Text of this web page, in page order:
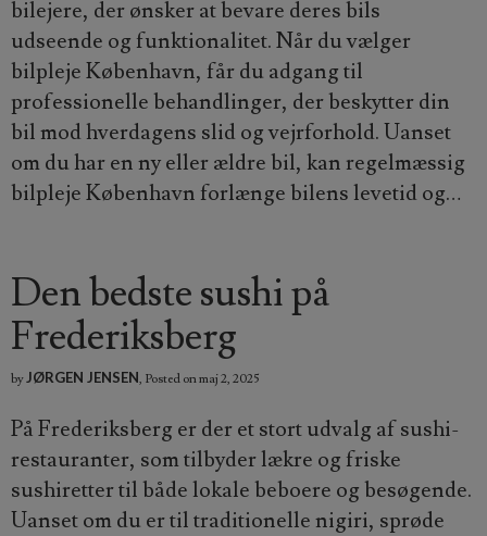
bilejere, der ønsker at bevare deres bils
udseende og funktionalitet. Når du vælger
bilpleje København, får du adgang til
professionelle behandlinger, der beskytter din
bil mod hverdagens slid og vejrforhold. Uanset
om du har en ny eller ældre bil, kan regelmæssig
bilpleje København forlænge bilens levetid og…
Den bedste sushi på
Frederiksberg
by JØRGEN JENSEN, Posted onmaj 2, 2025
På Frederiksberg er der et stort udvalg af sushi-
restauranter, som tilbyder lækre og friske
sushiretter til både lokale beboere og besøgende.
Uanset om du er til traditionelle nigiri, sprøde